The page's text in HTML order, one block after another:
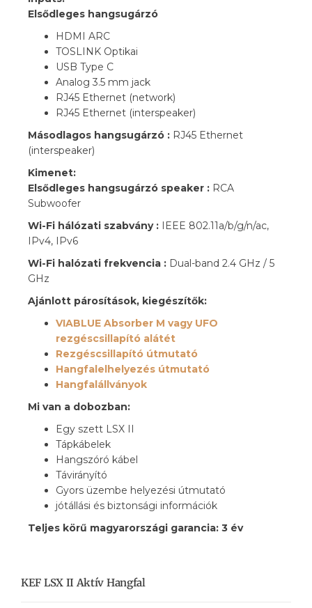
Elsődleges hangsugárzó
HDMI ARC
TOSLINK Optikai
USB Type C
Analog 3.5 mm jack
RJ45 Ethernet (network)
RJ45 Ethernet (interspeaker)
Másodlagos hangsugárzó : RJ45 Ethernet
(interspeaker)
Kimenet:
Elsődleges hangsugárzó speaker : RCA
Subwoofer
Wi-Fi hálózati szabvány :
IEEE 802.11a/b/g/n/ac,
IPv4, IPv6
Wi-Fi halózati frekvencia : Dual-band 2.4 GHz / 5
GHz
Ajánlott párosítások, kiegészítők:
VIABLUE Absorber M vagy UFO
rezgéscsillapító alátét
Rezgéscsillapító útmutató
Hangfalelhelyezés útmutató
Hangfalállványok
Mi van a dobozban:
Egy szett LSX II
Tápkábelek
Hangszóró kábel
Távirányító
Gyors üzembe helyezési útmutató
jótállási és biztonsági információk
Teljes körű magyarországi garancia: 3 év
KEF LSX II Aktív Hangfal